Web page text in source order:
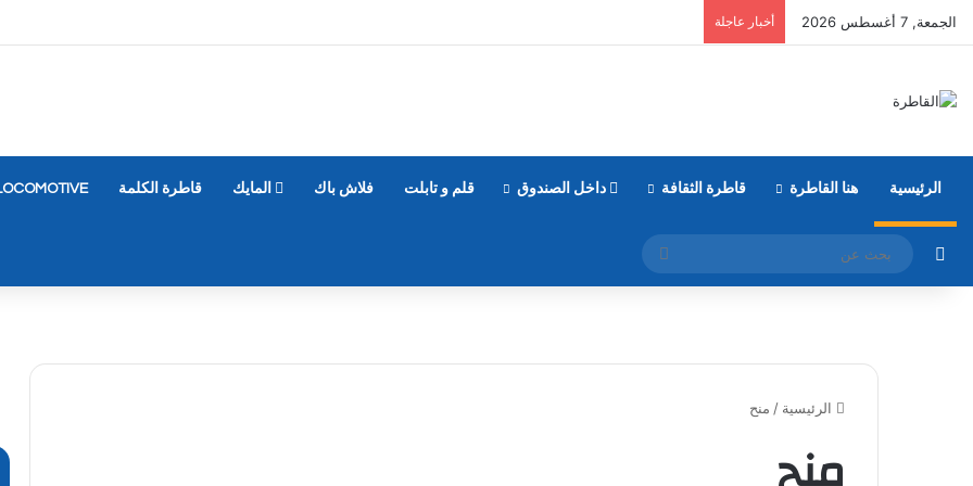
الجمعة, 7 أغسطس 2026 أخبار عاجلة
الرئيسية هنا القاطرة قاطرة الثقافة داخل الصندوق قلم و تابلت فلاش باك المايك قاطرة الكلمة
مقال عشوائي
بحث
عن
الرئيسية / منح